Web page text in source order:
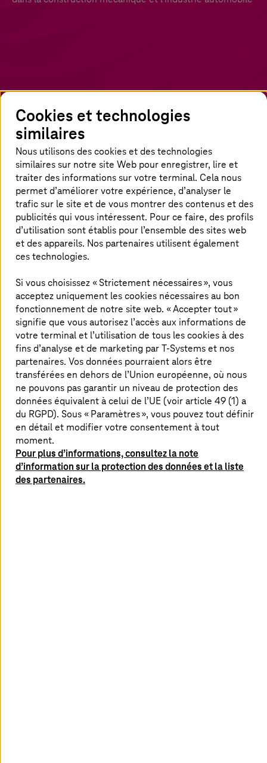
Comment l'industrie mécanique et
automobile exploite la puissance de l'IA
Avec des services sophistiqués et rapides à
mettre en œuvre basés sur l'intelligence
artificielle (IA), les entreprises de fabrication
gagnent un outil précieux pour augmenter
l'efficacité et la productivité. Il en résulte des
avantages sensibles en termes de coûts et une
compétitivité accrue. Le livre blanc met en
lumière les aspects que les entreprises
automobiles et de fabrication doivent prendre
en compte lorsqu'elles se lancent dans l'IA et
illustre la valeur ajoutée à l'aide d'exemples de
cas d'usage réels.
Trouvez des réponses à des questions
telles que :
Quel est le degré de maturité de l'intelligence
artificielle ?
Cookies et technologies
similaires
Nous utilisons des cookies et des technologies
similaires sur notre site Web pour enregistrer, lire et
traiter des informations sur votre terminal. Cela nous
permet d’améliorer votre expérience, d’analyser le
trafic sur le site et de vous montrer des contenus et des
publicités qui vous intéressent. Pour ce faire, des profils
d’utilisation sont établis pour l’ensemble des sites web
et des appareils. Nos partenaires utilisent également
ces technologies.
Si vous choisissez « Strictement nécessaires », vous
acceptez uniquement les cookies nécessaires au bon
fonctionnement de notre site web. « Accepter tout »
signifie que vous autorisez l’accès aux informations de
votre terminal et l’utilisation de tous les cookies à des
fins d’analyse et de marketing parT-Systemset nos
partenaires. Vos données pourraient alors être
transférées en dehors de l’Union européenne, où nous
ne pouvons pas garantir un niveau de protection des
données équivalent à celui de l’UE (voir article 49 (1) a
du RGPD). Sous « Paramètres », vous pouvez tout définir
en détail et modifier votre consentement à tout
moment.
Pour plus d’informations, consultez la note
d’information sur la protection des données et la liste
des partenaires.